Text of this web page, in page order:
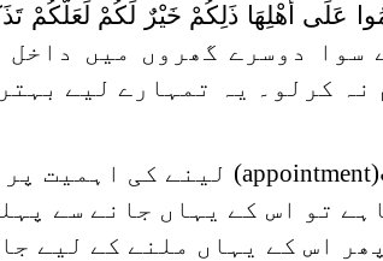
عَلَى أَهْلِهَا ذَلِكُمْ خَيْرٌ لَكُمْ لَعَلَّكُمْ
سوا دوسرے گھروں میں
کرلو۔ یہ تمہارے لیے
appointment) لینے کی اہمیت پر
تو اس کے یہاں جانے سے
اس کے یہاں ملنے کے لیے